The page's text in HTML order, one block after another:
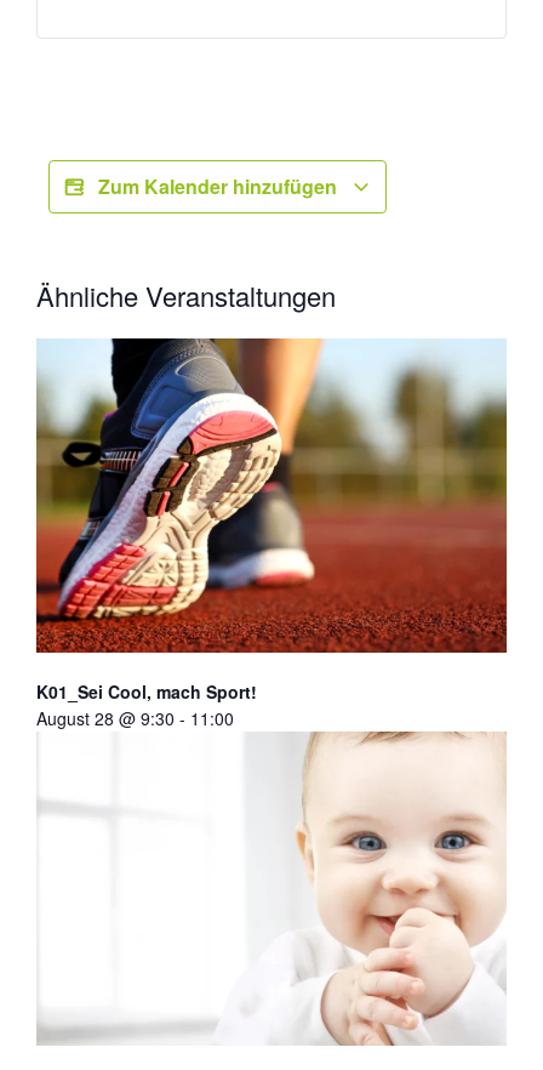
Zum Kalender hinzufügen
Ähnliche Veranstaltungen
K01_Sei Cool, mach Sport!
August 28 @ 9:30 - 11:00